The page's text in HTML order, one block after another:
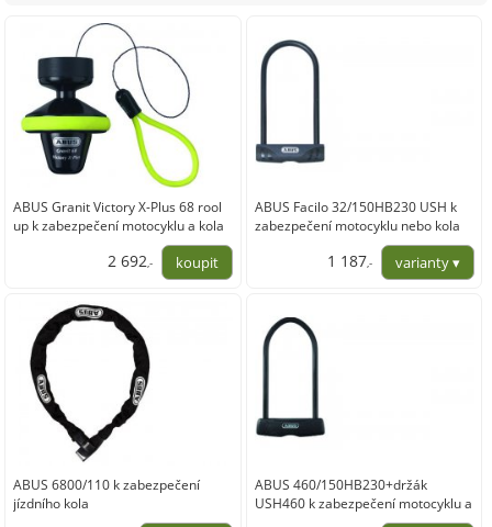
ABUS Granit Victory X-Plus 68 rool
up k zabezpečení motocyklu a kola
2 692,-
ABUS Facilo 32/150HB230 USH k
zabezpečení motocyklu nebo kola
1 187,-
ABUS 6800/110 k zabezpečení
jízdního kola
ABUS 460/150HB230+držák
USH460 k zabezpečení motocyklu a